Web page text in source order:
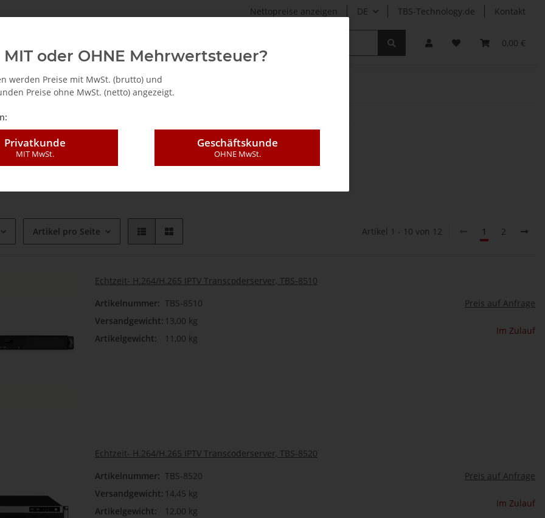
Nettopreise anzeigen DE TBS-Technology.de Kontakt
0,00 €
Tuner
Artikel pro Seite Artikel 1 - 10 von 12 1 2
Echtzeit- H.264/H.265 IPTV Transcoderserver, TBS-8510
Artikelnummer: TBS-8510
Versandgewicht: 13,00 kg
Artikelgewicht:
11,00 kg
Preis auf Anfrage
Im Zulauf
Echtzeit- H.264/H.265 IPTV Transcoderserver, TBS-8520
Artikelnummer: TBS-8520
Versandgewicht: 14,45 kg
Artikelgewicht:
12,00 kg
Preis auf Anfrage
Im Zulauf
MIT oder OHNE Mehrwertsteuer?
werden Preise mit MwSt. (brutto) und
Preise ohne MwSt. (netto) angezeigt.
Privatkunde
MIT MwSt.
Geschäftskunde
OHNE MwSt.